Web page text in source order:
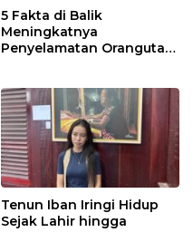
5 Fakta di Balik
Meningkatnya
Penyelamatan Orangutan
Tenun Iban Iringi Hidup
Sejak Lahir hingga